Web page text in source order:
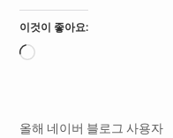
이것이 좋아요:
로
올해 네이버 블로그 사용자